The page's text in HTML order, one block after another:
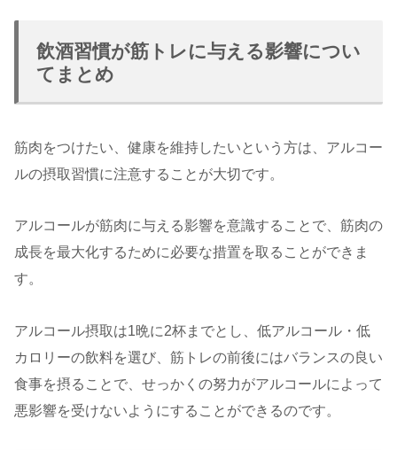
飲酒習慣が筋トレに与える影響につい
てまとめ
筋肉をつけたい、健康を維持したいという方は、アルコー
ルの摂取習慣に注意することが大切です。
アルコールが筋肉に与える影響を意識することで、筋肉の
成長を最大化するために必要な措置を取ることができま
す。
アルコール摂取は1晩に2杯までとし、低アルコール・低
カロリーの飲料を選び、筋トレの前後にはバランスの良い
食事を摂ることで、せっかくの努力がアルコールによって
悪影響を受けないようにすることができるのです。